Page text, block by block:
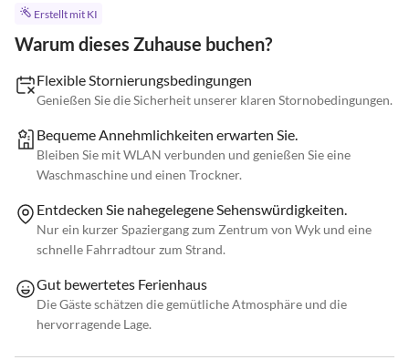
Erstellt mit KI
Warum dieses Zuhause buchen?
Flexible Stornierungsbedingungen
Genießen Sie die Sicherheit unserer klaren Stornobedingungen.
Bequeme Annehmlichkeiten erwarten Sie.
Bleiben Sie mit WLAN verbunden und genießen Sie eine
Waschmaschine und einen Trockner.
Entdecken Sie nahegelegene Sehenswürdigkeiten.
Nur ein kurzer Spaziergang zum Zentrum von Wyk und eine
schnelle Fahrradtour zum Strand.
Gut bewertetes Ferienhaus
Die Gäste schätzen die gemütliche Atmosphäre und die
hervorragende Lage.